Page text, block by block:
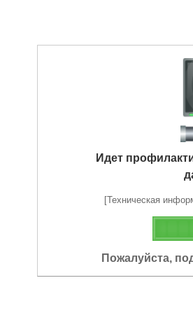
Идет
[Техническая
Пожалуйста,